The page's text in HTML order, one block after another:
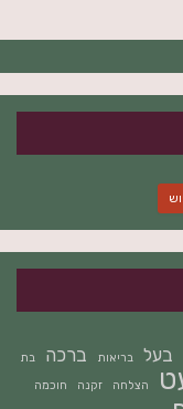
בעל בריאות ברכה
בת
הצלחה זקנה חוכמה